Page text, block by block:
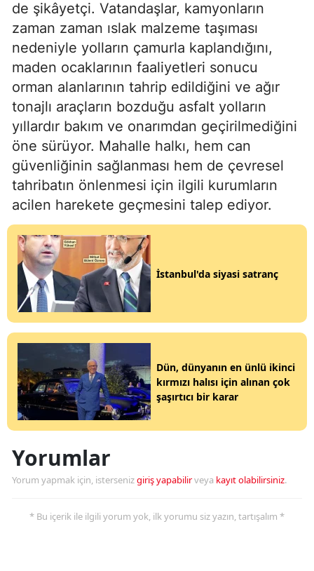
de şikâyetçi. Vatandaşlar, kamyonların
zaman zaman ıslak malzeme taşıması
nedeniyle yolların çamurla kaplandığını,
maden ocaklarının faaliyetleri sonucu
orman alanlarının tahrip edildiğini ve ağır
tonajlı araçların bozduğu asfalt yolların
yıllardır bakım ve onarımdan geçirilmediğini
öne sürüyor. Mahalle halkı, hem can
güvenliğinin sağlanması hem de çevresel
tahribatın önlenmesi için ilgili kurumların
acilen harekete geçmesini talep ediyor.
İstanbul'da siyasi satranç
Dün, dünyanın en ünlü ikinci
kırmızı halısı için alınan çok
şaşırtıcı bir karar
Yorumlar
Yorum yapmak için, istersenizgiriş yapabilirveya kayıt olabilirsiniz.
* Bu içerik ile ilgili yorum yok, ilk yorumu siz yazın, tartışalım *